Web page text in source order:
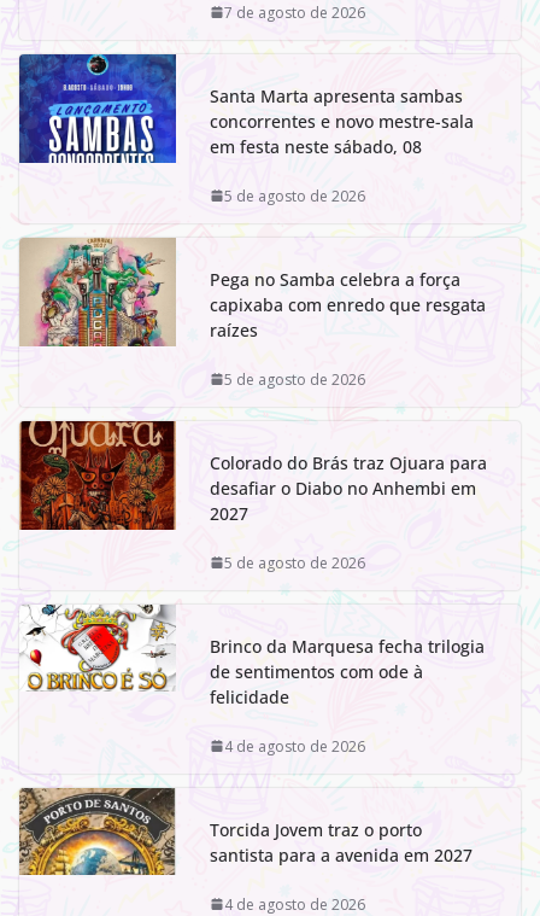
7 de agosto de 2026
Santa Marta apresenta sambas
concorrentes e novo mestre-sala
em festa neste sábado, 08
5 de agosto de 2026
Pega no Samba celebra a força
capixaba com enredo que resgata
raízes
5 de agosto de 2026
Colorado do Brás traz Ojuara para
desafiar o Diabo no Anhembi em
2027
5 de agosto de 2026
Brinco da Marquesa fecha trilogia
de sentimentos com ode à
felicidade
4 de agosto de 2026
Torcida Jovem traz o porto
santista para a avenida em 2027
4 de agosto de 2026